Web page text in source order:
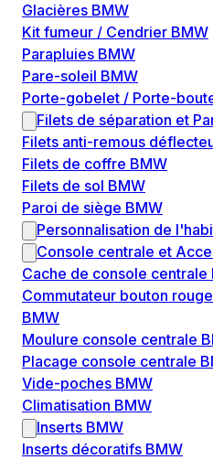
Glacières BMW
Kit fumeur / Cendrier BMW
Parapluies BMW
Pare-soleil BMW
Porte-gobelet / Porte-
Filets de séparation et
Filets anti-remous
Filets de coffre BMW
Filets de sol BMW
Paroi de siège BMW
Personnalisation de
Console centrale et
Cache de console centrale
Commutateur bouton
BMW
Moulure console centrale
Placage console centrale
Vide-poches BMW
Climatisation BMW
Inserts BMW
Inserts décoratifs BMW